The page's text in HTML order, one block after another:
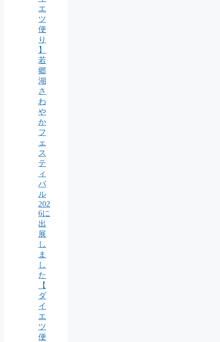
エ
ツ
便
り
】
若
郷
湖
さ
わ
や
か
フ
ェ
ス
テ
ィ
バ
ル
202
6に
出
展
し
ま
し
た
【
ダ
イ
エ
ツ
便